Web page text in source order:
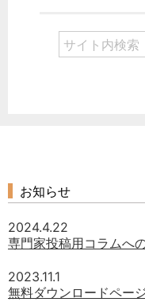
お知らせ
2024.4.22
専門家投稿用コラムへ
2023.11.1
無料ダウンロードペー